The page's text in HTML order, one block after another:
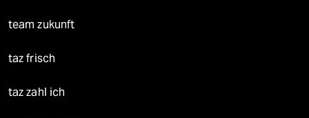
team zukunft
taz frisch
taz zahl ich